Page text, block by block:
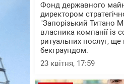
Фонд державного
директором
"Запорізький Титано
власника компанії із
ритуальних послуг, ще
бекграундом.
23 квітня, 17:59